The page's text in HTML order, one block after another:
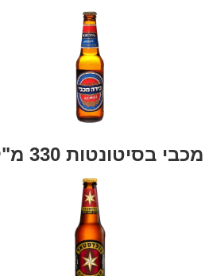
בסיטונטות 330 מ"ל בקבוק